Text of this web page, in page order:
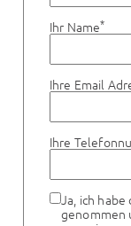
Ihr Name*
Ihre Email
Ihre
Ja, ich habe
genommen